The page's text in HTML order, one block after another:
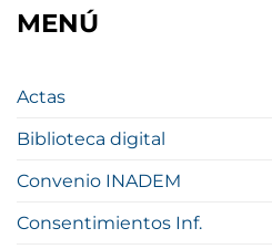
MENÚ
Actas
Biblioteca digital
Convenio INADEM
Consentimientos Inf.